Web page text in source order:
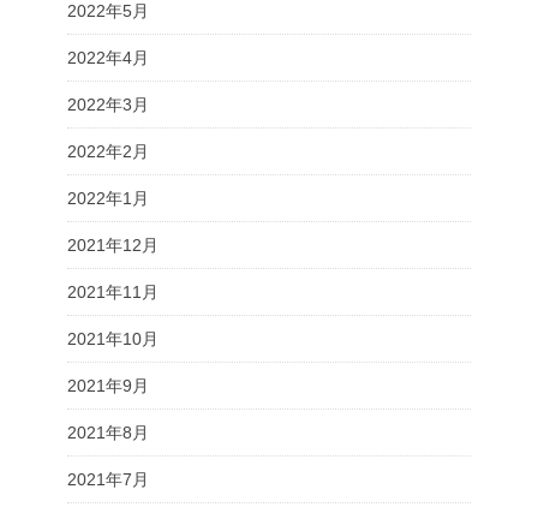
2022年5月
2022年4月
2022年3月
2022年2月
2022年1月
2021年12月
2021年11月
2021年10月
2021年9月
2021年8月
2021年7月